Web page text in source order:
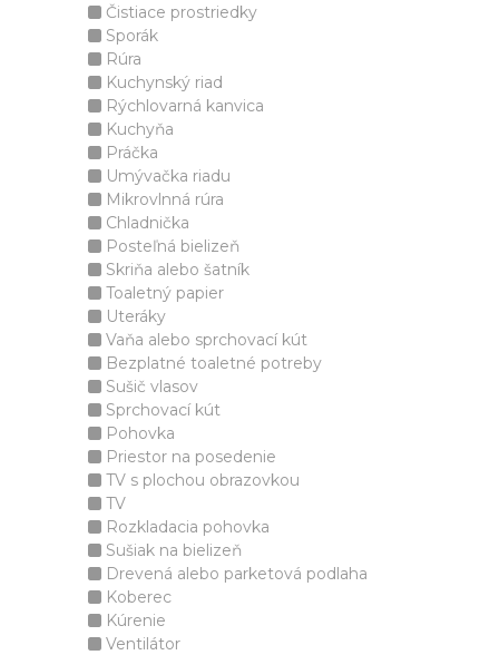
Čistiace prostriedky
Sporák
Rúra
Kuchynský riad
Rýchlovarná kanvica
Kuchyňa
Práčka
Umývačka riadu
Mikrovlnná rúra
Chladnička
Posteľná bielizeň
Skriňa alebo šatník
Toaletný papier
Uteráky
Vaňa alebo sprchovací kút
Bezplatné toaletné potreby
Sušič vlasov
Sprchovací kút
Pohovka
Priestor na posedenie
TV s plochou obrazovkou
TV
Rozkladacia pohovka
Sušiak na bielizeň
Drevená alebo parketová podlaha
Koberec
Kúrenie
Ventilátor